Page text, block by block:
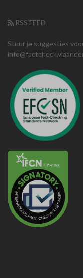
RSS FEED
Stuur je suggesties